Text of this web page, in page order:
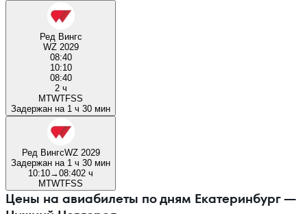
Ред Вингс
WZ 2029
08:40
10:10
08:40
2 ч
MTWTFSS
Задержан на 1 ч 30 мин
Ред ВингсWZ 2029
Задержан на 1 ч 30 мин
10:10→08:402 ч
MTWTFSS
Цены на авиабилеты по дням Екатеринбург —